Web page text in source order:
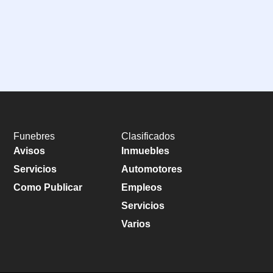
Funebres
Avisos
Servicios
Como Publicar
Clasificados
Inmuebles
Automotores
Empleos
Servicios
Varios